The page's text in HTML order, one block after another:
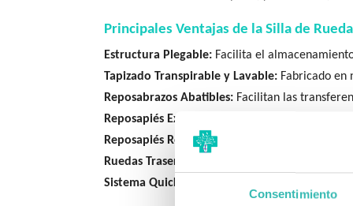
Consentimiento
Principales Ventajas de la Silla de
Estructura Plegable: Facilita el
Tapizado Transpirable y Lavable: Fabricado en
Reposabrazos Abatibles: Facilitan las
Reposapiés Extraíbles y Abatibles:
Reposapiés Regulables en Altura:
Ruedas Traseras Macizas:
Sistema Quick Release: